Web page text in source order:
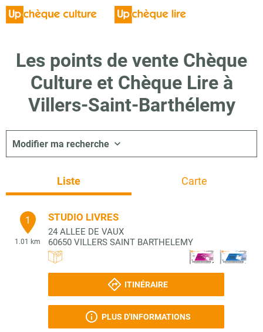
Les points de vente Chèque
Culture et Chèque Lire à
Villers-Saint-Barthélemy
Modifier ma recherche
Liste Carte
1
1.01 km
STUDIO LIVRES
24 ALLEE DE VAUX
60650 VILLERS SAINT BARTHELEMY
ITINÉRAIRE
PLUS D'INFORMATIONS